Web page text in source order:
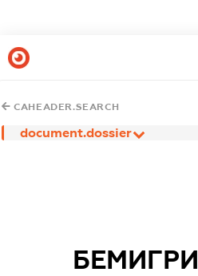
CAHEADER.SEARCH
document.dossier
БЕМИГРИ